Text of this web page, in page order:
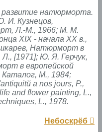
натюрморта.
И. Кузнецов,
Л.-М., 1966; М. М.
XIX - начала XX в.,
Натюрморт в
Л., [1971]; Ю. Я. Герчук,
в европейской
Каталог, М., 1984;
а nos jours, P.,
and flower painting, L.,
L., 1978.
Небоскрёб